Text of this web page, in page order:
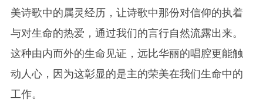
美诗歌中的属灵经历，让诗歌中那份对信仰的执着
与对生命的热爱，通过我们的言行自然流露出来。
这种由内而外的生命见证，远比华丽的唱腔更能触
动人心，因为这彰显的是主的荣美在我们生命中的
工作。